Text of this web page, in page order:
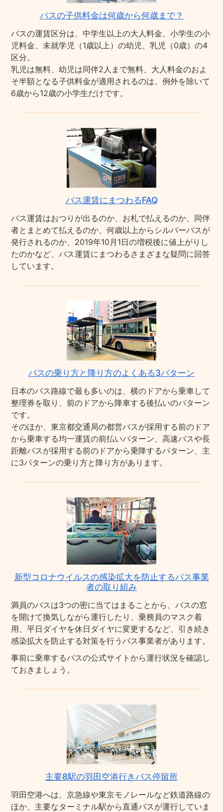
バスの子供料金は何歳から何歳まで？
バスの運賃区分は、中学生以上の大人料金、小学生の小
児料金、未就学児（1歳以上）の幼児、乳児（0歳）の4
区分。
乳児は無料、幼児は同伴2人まで無料、大人料金のおよ
そ半額となる子供料金が適用されるのは、例外を除いて
6歳から12歳の小学生だけです。
バス運賃にまつわるFAQ
バス運賃はおつりが出るのか、お札で払えるのか、同伴
者とまとめて払えるのか、何歳以上からシルバーパスが
発行されるのか、2019年10月1日の増税後に値上がりし
たのかなど、バス運賃にまつわるさまざまな疑問に回答
しています。
バスの乗り方と降り方のよくある3パターン
日本のバス路線で最も多いのは、横のドアから乗車して
整理券を取り、前のドアから降車する後払いのパターン
です。
そのほか、東京都交通局の都営バスが採用する前のドア
から乗車する均一運賃の前払いパターン、高速バスや長
距離バスが採用する前のドアから乗降するパターン、主
に3パターンの乗り方と降り方があります。
新型コロナウイルスの感染拡大を防止するバス事業
者の取り組み
満員のバスは3つの密に当てはまることから、バスの窓
を開けて換気しながら運行したり、乗務員のマスク着
用、平日ダイヤを休日ダイヤに変更するなど、引き続き
感染拡大を防止する対策を行うバス事業者があります。
事前に乗車するバスの公式サイトから運行状況を確認し
ておきましょう。
主要8駅の羽田空港行きバス停留所
羽田空港へは、京急線や東京モノレールなど鉄道路線の
ほか、主要なターミナル駅から直通バスが運行していま